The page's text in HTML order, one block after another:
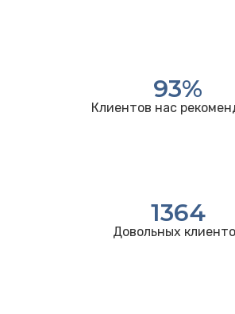
93%
Клиентов нас
1364
Довольных